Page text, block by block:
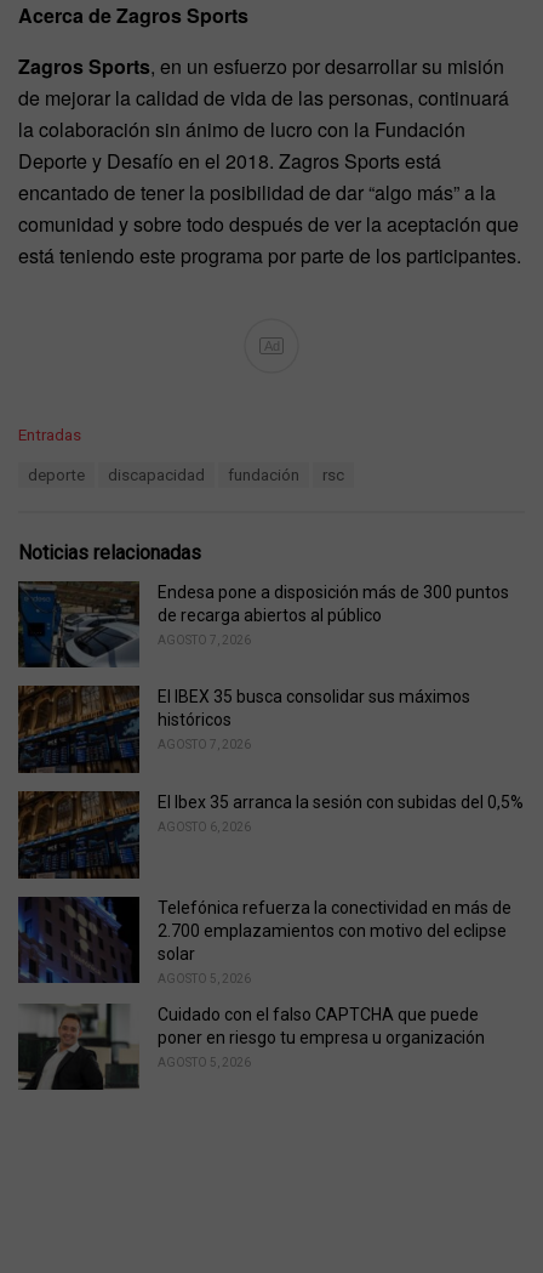
Acerca de Zagros Sports
Zagros Sports, en un esfuerzo por desarrollar su misión
de mejorar la calidad de vida de las personas, continuará
la colaboración sin ánimo de lucro con la Fundación
Deporte y Desafío en el 2018. Zagros Sports está
encantado de tener la posibilidad de dar “algo más” a la
comunidad y sobre todo después de ver la aceptación que
está teniendo este programa por parte de los participantes.
Ad
C
o
r
i
e
s
Entradas
:
deporte discapacidad fundación rsc
Noticias relacionadas
Endesa pone a disposición más de 300 puntos
de recarga abiertos al público
AGOSTO 7, 2026
El IBEX 35 busca consolidar sus máximos
históricos
AGOSTO 7, 2026
El Ibex 35 arranca la sesión con subidas del 0,5%
AGOSTO 6, 2026
Telefónica refuerza la conectividad en más de
2.700 emplazamientos con motivo del eclipse
solar
AGOSTO 5, 2026
Cuidado con el falso CAPTCHA que puede
poner en riesgo tu empresa u organización
AGOSTO 5, 2026